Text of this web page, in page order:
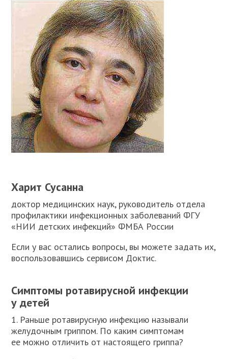
Харит Сусанна
доктор медицинских наук, руководитель отдела
профилактики инфекционных заболеваний ФГУ
«НИИ детских инфекций» ФМБА России
Если у вас остались вопросы, вы можете задать их,
воспользовавшись сервисом Доктис.
Симптомы ротавирусной инфекции
у детей
1. Раньше ротавирусную инфекцию называли
желудочным гриппом. По каким симптомам
ее можно отличить от настоящего гриппа?